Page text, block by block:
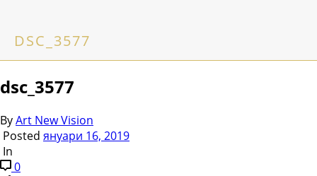
DSC_3577
dsc_3577
ByArt New Vision
Posted януари 16, 2019
In
0